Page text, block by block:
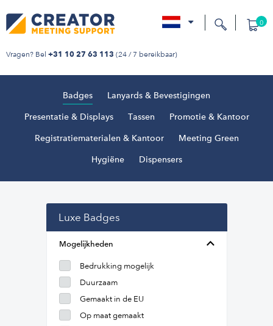
Vragen? Bel +31 10 27 63 113 (24 / 7 bereikbaar)
0
Badges Lanyards & Bevestigingen
Presentatie & Displays Tassen Promotie & Kantoor
Registratiematerialen & Kantoor Meeting Green
Hygiëne Dispensers
Luxe Badges
Mogelijkheden
Bedrukking mogelijk
Duurzaam
Gemaakt in de EU
Op maat gemaakt